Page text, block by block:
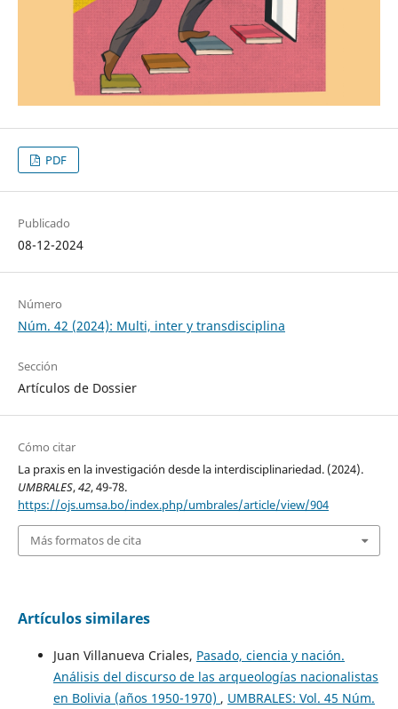
PDF
Publicado
08-12-2024
Número
Núm. 42 (2024): Multi, inter y transdisciplina
Sección
Artículos de Dossier
Cómo citar
La praxis en la investigación desde la interdisciplinariedad. (2024).
UMBRALES,42, 49-78.
https://ojs.umsa.bo/index.php/umbrales/article/view/904
Más formatos de cita
Artículos similares
Juan Villanueva Criales, Pasado, ciencia y nación.
Análisis del discurso de las arqueologías nacionalistas
en Bolivia (años 1950-1970) , UMBRALES: Vol. 45 Núm.